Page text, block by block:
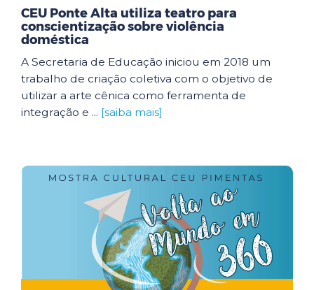
CEU Ponte Alta utiliza teatro para
conscientização sobre violência
doméstica
A Secretaria de Educação iniciou em 2018 um
trabalho de criação coletiva com o objetivo de
utilizar a arte cênica como ferramenta de
integração e ... [saiba mais]